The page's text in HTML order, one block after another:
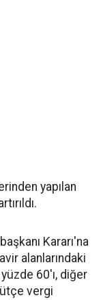
yapılan
Kararı'na
alanlarındaki
60'ı, diğer
vergi